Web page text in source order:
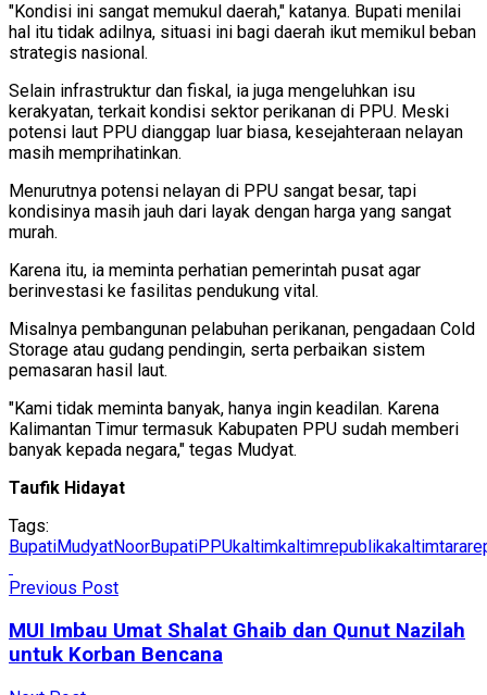
"Kondisi ini sangat memukul daerah," katanya. Bupati menilai
hal itu tidak adilnya, situasi ini bagi daerah ikut memikul beban
strategis nasional.
Selain infrastruktur dan fiskal, ia juga mengeluhkan isu
kerakyatan, terkait kondisi sektor perikanan di PPU. Meski
potensi laut PPU dianggap luar biasa, kesejahteraan nelayan
masih memprihatinkan.
Menurutnya potensi nelayan di PPU sangat besar, tapi
kondisinya masih jauh dari layak dengan harga yang sangat
murah.
Karena itu, ia meminta perhatian pemerintah pusat agar
berinvestasi ke fasilitas pendukung vital.
Misalnya pembangunan pelabuhan perikanan, pengadaan Cold
Storage atau gudang pendingin, serta perbaikan sistem
pemasaran hasil laut.
"Kami tidak meminta banyak, hanya ingin keadilan. Karena
Kalimantan Timur termasuk Kabupaten PPU sudah memberi
banyak kepada negara," tegas Mudyat.
Taufik Hidayat
Tags:
BupatiMudyatNoorBupatiPPUkaltimkaltimrepublika
Previous Post
MUI Imbau Umat Shalat Ghaib dan Qunut Nazilah
untuk Korban Bencana